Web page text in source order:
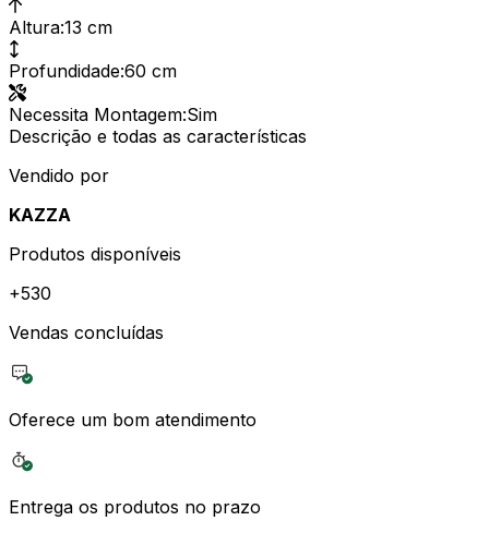
Altura:13 cm
Profundidade:60 cm
Necessita Montagem:Sim
Descrição e todas as características
Vendido por
KAZZA
Produtos disponíveis
+530
Vendas concluídas
Oferece um bom atendimento
Entrega os produtos no prazo